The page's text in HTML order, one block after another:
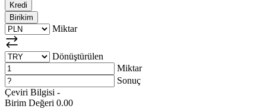
Kredi
Birikim
Miktar
Dönüştürülen
Miktar
Sonuç
Çeviri Bilgisi -
Birim Değeri 0.00